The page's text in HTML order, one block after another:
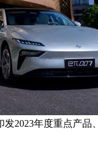
2023年度重点产